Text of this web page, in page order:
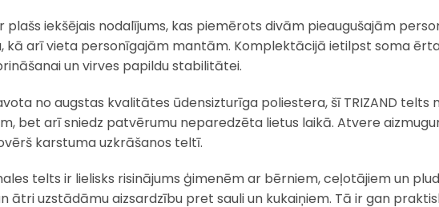
plašs iekšējais nodalījums, kas piemērots divām pieaugušajām
kā arī vieta personīgajām mantām. Komplektācijā ietilpst soma
un virves papildu stabilitātei.
no augstas kvalitātes ūdensizturīga poliestera, šī TRIZAND telts
bet arī sniedz patvērumu neparedzēta lietus laikā. Atvere
karstuma uzkrāšanos teltī.
telts ir lielisks risinājums ģimenēm ar bērniem, ceļotājiem un
ātri uzstādāmu aizsardzību pret sauli un kukaiņiem. Tā ir gan